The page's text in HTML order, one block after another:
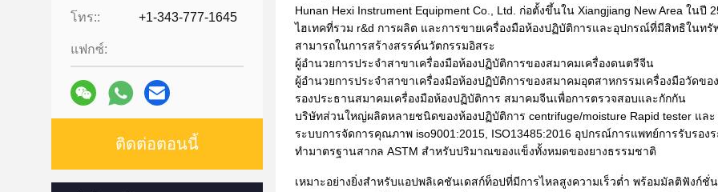
โทร:: +1-343-777-1645
แฟกซ์:
ติดต่อตอนนี้
Hunan Hexi Instrument Equipment Co., Ltd. ก่อตั้งขึ้นใน Xiangjiang New Area ใน
ไฮเทคที่รวม r&d การผลิต และการขายเครื่องมือห้องปฏิบัติการและอุปกรณ์ที่มีสิทธิใน
สามารถในการสร้างสรรค์นวัตกรรมอิสระ
ผู้อำนวยการประจำสาขาเครื่องมือห้องปฏิบัติการของสมาคมเครื่องดนตรีจีน
ผู้อำนวยการประจำสาขาเครื่องมือห้องปฏิบัติการของสมาคมอุตสาหกรรมเครื่องมือวัดขอ
รองประธานสมาคมเครื่องมือห้องปฏิบัติการ สมาคมจีนเพื่อการตรวจสอบและกักกัน
บริษัทส่วนใหญ่ผลิตหลายชนิดของห้องปฏิบัติการ centrifuge/moisture Rapid tester และ
ระบบการจัดการคุณภาพ iso9001:2015, ISO13485:2016 อุปกรณ์การแพทย์การรับรอ
ทำมาตรฐานสากล ASTM สำหรับปริมาณของแข็งทั้งหมดของยางธรรมชาติ
เหมาะอย่างยิ่งสำหรับแอปพลิเคชันเดสก์ท็อปที่มีการไหลสูงความเร็วต่ำ พร้อมมัลติฟังก์